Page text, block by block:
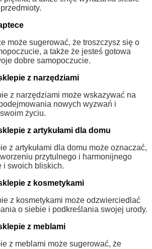
może sugerować, że troszczysz się o
a także że jesteś gotowa
dobre samopoczucie.
z narzędziami
z narzędziami może wskazywać na
nowych wyzwań i
życiu.
z artykułami dla domu
z artykułami dla domu może oznaczać,
przytulnego i harmonijnego
i swoich bliskich.
z kosmetykami
z kosmetykami może odzwierciedlać
o siebie i podkreślania swojej urody.
z meblami
z meblami może sugerować, że